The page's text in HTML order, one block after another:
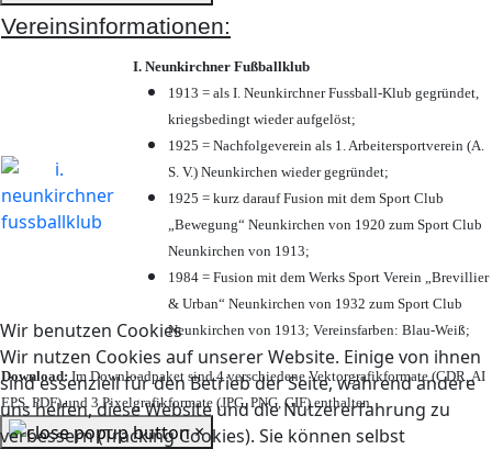
Wir benutzen Cookies
Wir nutzen Cookies auf unserer Website. Einige von ihnen
sind essenziell für den Betrieb der Seite, während andere
uns helfen, diese Website und die Nutzererfahrung zu
verbessern (Tracking Cookies). Sie können selbst
Vereinsinformationen:
I. Neunkirchner Fußballklub
1913 = als I. Neunkirchner Fussball-Klub gegründet,
kriegsbedingt wieder aufgelöst;
1925 = Nachfolgeverein als 1. Arbeitersportverein (A.
S. V.) Neunkirchen wieder gegründet;
1925 = kurz darauf Fusion mit dem Sport Club
„Bewegung“ Neunkirchen von 1920 zum Sport Club
Neunkirchen von 1913;
1984 = Fusion mit dem Werks Sport Verein „Brevillier
& Urban“ Neunkirchen von 1932 zum Sport Club
Neunkirchen von 1913; Vereinsfarben: Blau-Weiß;
Download: Im Downloadpaket sind 4 verschiedene Vektorgrafikformate (CDR, AI
EPS, PDF) und 3 Pixelgrafikformate (JPG, PNG, GIF) enthalten.
×